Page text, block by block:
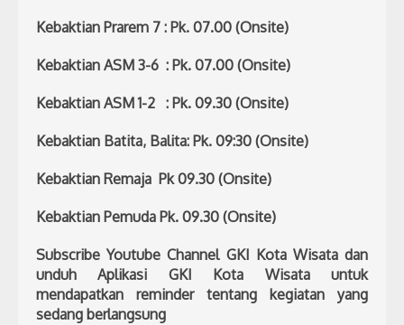
Kebaktian Prarem 7 : Pk. 07.00 (Onsite)
Kebaktian ASM 3-6 : Pk. 07.00 (Onsite)
Kebaktian ASM 1-2 : Pk. 09.30 (Onsite)
Kebaktian Batita, Balita: Pk. 09:30 (Onsite)
Kebaktian Remaja Pk 09.30 (Onsite)
Kebaktian Pemuda Pk. 09.30 (Onsite)
Subscribe Youtube Channel GKI Kota Wisata dan
unduh Aplikasi GKI Kota Wisata untuk
mendapatkan reminder tentang kegiatan yang
sedang berlangsung